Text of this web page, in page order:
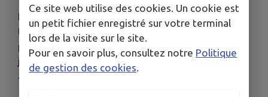
Le conseil municipal a pris la décision de fermer
temporairement le marché de la Croix-Blanche
pendant la pause estivale. Après le marché du 10
juillet, celui-ci sera suspendu et reprendra le 21
août.
Ce site web utilise des cookies. Un cookie est
un petit fichier enregistré sur votre terminal
lors de la visite sur le site.
Pour en savoir plus, consultez notre Politique
de gestion des cookies